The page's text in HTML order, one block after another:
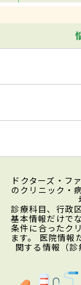
ドクターズ・フ
のクリニック・
診療科目、行政
基本情報だけで
条件に合ったク
ます。 医院情報
関する情報（診